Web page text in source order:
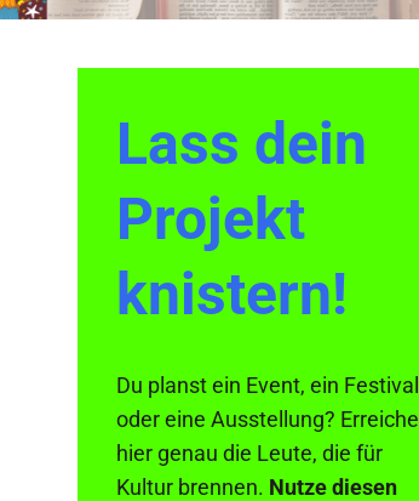
Lass dein
Projekt
knistern!
Du planst ein Event, ein Festival
oder eine Ausstellung? Erreiche
hier genau die Leute, die für
Kultur brennen. Nutze diesen